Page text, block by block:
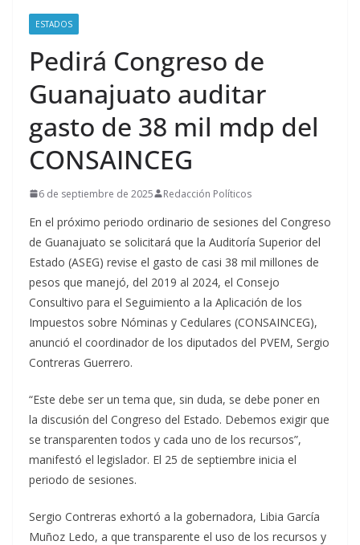
ESTADOS
Pedirá Congreso de
Guanajuato auditar
gasto de 38 mil mdp del
CONSAINCEG
6 de septiembre de 2025 Redacción Políticos
En el próximo periodo ordinario de sesiones del Congreso
de Guanajuato se solicitará que la Auditoría Superior del
Estado (ASEG) revise el gasto de casi 38 mil millones de
pesos que manejó, del 2019 al 2024, el Consejo
Consultivo para el Seguimiento a la Aplicación de los
Impuestos sobre Nóminas y Cedulares (CONSAINCEG),
anunció el coordinador de los diputados del PVEM, Sergio
Contreras Guerrero.
“Este debe ser un tema que, sin duda, se debe poner en
la discusión del Congreso del Estado. Debemos exigir que
se transparenten todos y cada uno de los recursos”,
manifestó el legislador. El 25 de septiembre inicia el
periodo de sesiones.
Sergio Contreras exhortó a la gobernadora, Libia García
Muñoz Ledo, a que transparente el uso de los recursos y